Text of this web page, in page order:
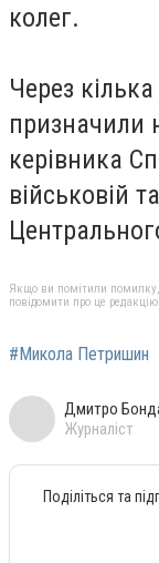
колег.
Через
призначили
керівника
військовій
Якщо ви помітили помилку,
повідомити про це редакцію
#Микола Петришин
Дмитро
Журналіст
Поділіться та